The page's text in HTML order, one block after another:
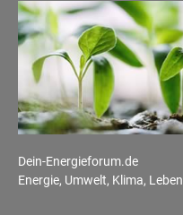
Dein-Energieforum.de
Energie, Umwelt, Klima, Leben